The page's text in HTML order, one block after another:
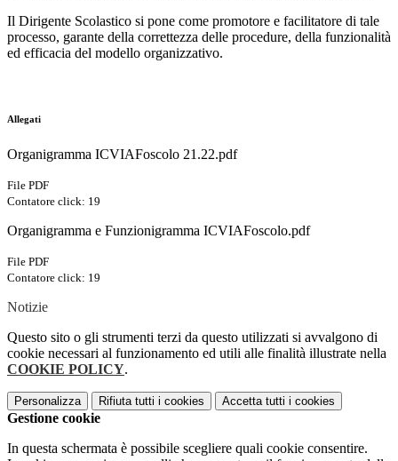
Il Dirigente Scolastico si pone come promotore e facilitatore di tale
processo, garante della correttezza delle procedure, della funzionalità
ed efficacia del modello organizzativo.
Allegati
Organigramma ICVIAFoscolo 21.22.pdf
File PDF
Contatore click: 19
Organigramma e Funzionigramma ICVIAFoscolo.pdf
File PDF
Contatore click: 19
Notizie
Questo sito o gli strumenti terzi da questo utilizzati si avvalgono di
cookie necessari al funzionamento ed utili alle finalità illustrate nella
COOKIE POLICY.
Personalizza Rifiuta tutti i cookies Accetta tutti i cookies
Gestione cookie
In questa schermata è possibile scegliere quali cookie consentire.